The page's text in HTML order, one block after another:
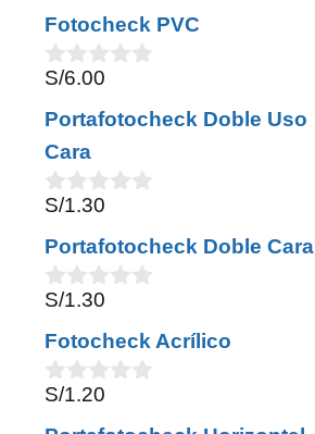
u
t
o
f
5
Fotocheck PVC
0
u
t
o
f
5
S/6.00
Portafotocheck Doble Uso
Cara
0
u
t
o
f
5
S/1.30
Portafotocheck Doble Cara
0
u
t
o
f
5
S/1.30
Fotocheck Acrílico
0
S/1.20